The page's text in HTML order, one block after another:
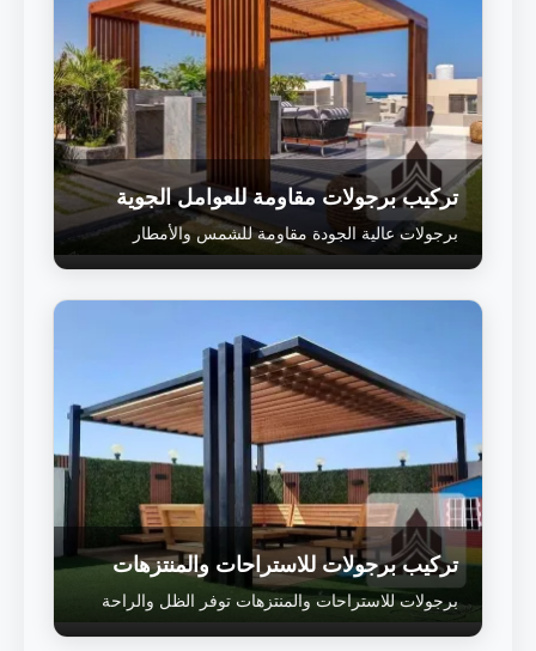
تركيب برجولات مقاومة للعوامل الجوية
برجولات عالية الجودة مقاومة للشمس والأمطار
تركيب برجولات للاستراحات والمنتزهات
برجولات للاستراحات والمنتزهات توفر الظل والراحة